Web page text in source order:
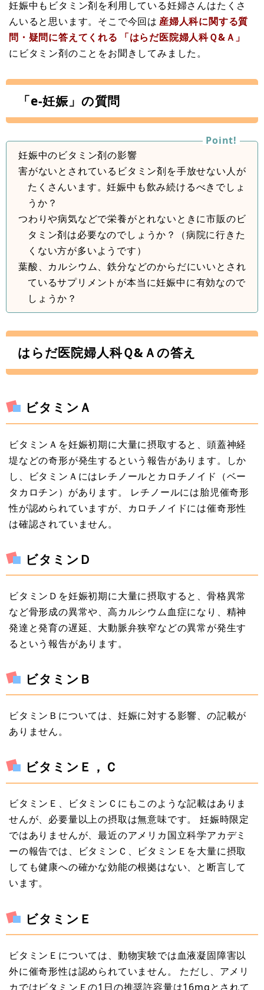
妊娠中もビタミン剤を利用している妊婦さんはたくさ
んいると思います。そこで今回は 産婦人科に関する質
問・疑問に答えてくれる
「はらだ医院婦人科Ｑ&Ａ」
にビタミン剤のことをお聞きしてみました。
「e-妊娠」の質問
妊娠中のビタミン剤の影響
害がないとされているビタミン剤を手放せない人が
たくさんいます。妊娠中も飲み続けるべきでしょ
うか？
つわりや病気などで栄養がとれないときに市販のビ
タミン剤は必要なのでしょうか？（病院に行きた
くない方が多いようです）
葉酸、カルシウム、鉄分などのからだにいいとされ
ているサプリメントが本当に妊娠中に有効なので
しょうか？
はらだ医院婦人科Ｑ&Ａの答え
ビタミンＡ
ビタミンＡを妊娠初期に大量に摂取すると、頭蓋神経
堤などの奇形が発生するという報告があります。しか
し、ビタミンＡにはレチノールとカロチノイド（ベー
タカロチン）があります。 レチノールには胎児催奇形
性が認められていますが、カロチノイドには催奇形性
は確認されていません。
ビタミンＤ
ビタミンＤを妊娠初期に大量に摂取すると、骨格異常
など骨形成の異常や、高カルシウム血症になり、精神
発達と発育の遅延、大動脈弁狭窄などの異常が発生す
るという報告があります。
ビタミンＢ
ビタミンＢについては、妊娠に対する影響、の記載が
ありません。
ビタミンＥ，Ｃ
ビタミンＥ、ビタミンＣにもこのような記載はありま
せんが、必要量以上の摂取は無意味です。 妊娠時限定
ではありませんが、最近のアメリカ国立科学アカデミ
ーの報告では、ビタミンＣ、ビタミンＥを大量に摂取
しても健康への確かな効能の根拠はない、と断言して
います。
ビタミンＥ
ビタミンＥについては、動物実験では血液凝固障害以
外に催奇形性は認められていません。 ただし、アメリ
カではビタミンＥの1日の推奨許容量は16mgとされて